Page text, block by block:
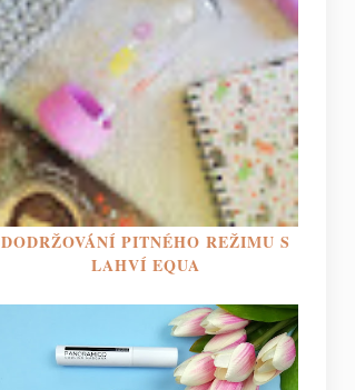
DODRŽOVÁNÍ PITNÉHO REŽIMU S
LAHVÍ EQUA